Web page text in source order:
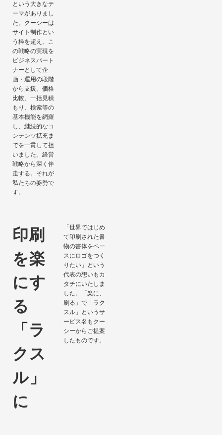
という大きなテ
ーマがありまし
た。クーシーは
サイト制作とい
う枠を超え、こ
の戦略の実現を
ビジネスパート
ナーとして企
画・運用の段階
から支援。価格
比較、一括見積
もり、検索等の
基本機能を網羅
し、継続的なコ
ンテンツ拡充ま
でを一貫して担
いました。経営
戦略から深く伴
走する。それが
私たちの姿勢で
す。
印刷
を楽
にす
る
「ラ
クス
ル」
に
「世界ではじめ
て印刷された書
物の書体をベー
スにロゴをつく
りたい」という
代表の想いもカ
タチにいたしま
した。「楽に、
刷る」で「ラク
スル」というサ
ービス名もクー
シーからご提案
したものです。